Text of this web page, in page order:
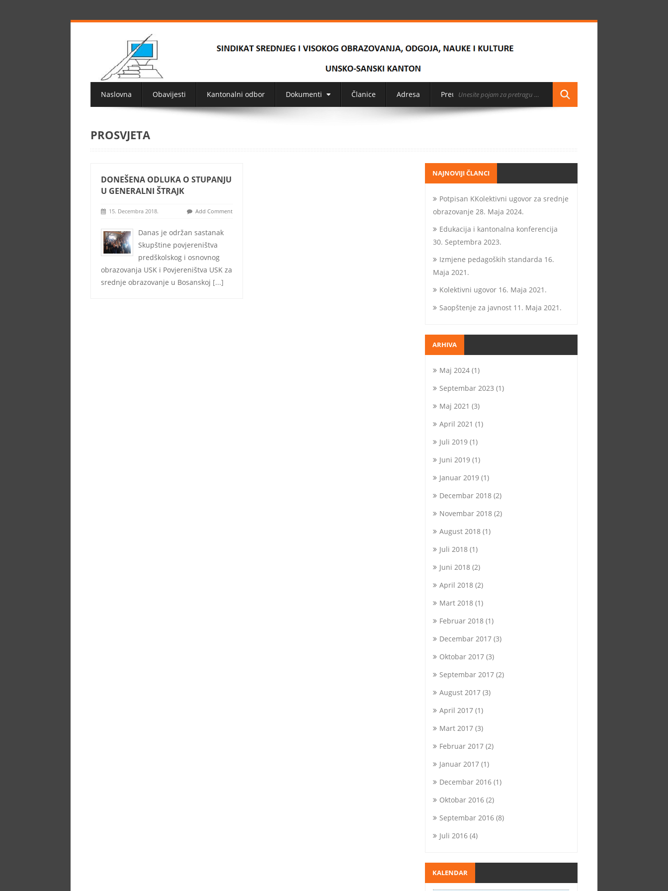
Naslovna Obavijesti Kantonalni odbor Dokumenti Članice Adresa Preuzimanja
PROSVJETA
DONEŠENA ODLUKA O STUPANJU
U GENERALNI ŠTRAJK
15. Decembra 2018. Add Comment
Danas je održan sastanak
Skupštine povjereništva
predškolskog i osnovnog
obrazovanja USK i Povjereništva USK za
srednje obrazovanje u Bosanskoj [...]
NAJNOVIJI ČLANCI
Potpisan KKolektivni ugovor za srednje
obrazovanje 28. Maja 2024.
Edukacija i kantonalna konferencija
30. Septembra 2023.
Izmjene pedagoških standarda 16.
Maja 2021.
Kolektivni ugovor 16. Maja 2021.
Saopštenje za javnost 11. Maja 2021.
ARHIVA
Maj 2024 (1)
Septembar 2023 (1)
Maj 2021 (3)
April 2021 (1)
Juli 2019 (1)
Juni 2019 (1)
Januar 2019 (1)
Decembar 2018 (2)
Novembar 2018 (2)
August 2018 (1)
Juli 2018 (1)
Juni 2018 (2)
April 2018 (2)
Mart 2018 (1)
Februar 2018 (1)
Decembar 2017 (3)
Oktobar 2017 (3)
Septembar 2017 (2)
August 2017 (3)
April 2017 (1)
Mart 2017 (3)
Februar 2017 (2)
Januar 2017 (1)
Decembar 2016 (1)
Oktobar 2016 (2)
Septembar 2016 (8)
Juli 2016 (4)
KALENDAR